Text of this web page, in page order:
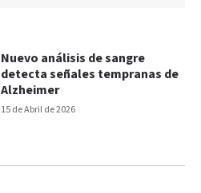
15 de Abril de 2026
Nuevo análisis de sangre
detecta señales tempranas de
Alzheimer